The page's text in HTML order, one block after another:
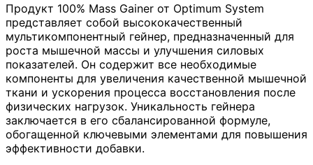
Продукт 100% Mass Gainer от Optimum System
представляет собой высококачественный
мультикомпонентный гейнер, предназначенный для
роста мышечной массы и улучшения силовых
показателей. Он содержит все необходимые
компоненты для увеличения качественной мышечной
ткани и ускорения процесса восстановления после
физических нагрузок. Уникальность гейнера
заключается в его сбалансированной формуле,
обогащенной ключевыми элементами для повышения
эффективности добавки.